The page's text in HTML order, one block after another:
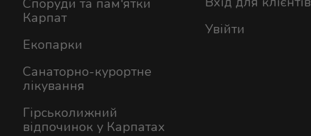
Споруди та пам'ятки
Карпат
Екопарки
Санаторно-курортне
лікування
Гірськолижний
відпочинок у Карпатах
Увійти